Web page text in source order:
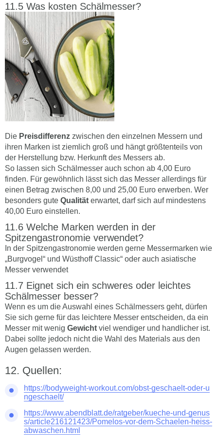
Was kosten Schälmesser?
Die Preisdifferenz zwischen den einzelnen Messern und
ihren Marken ist ziemlich groß und hängt größtenteils von
der Herstellung bzw. Herkunft des Messers ab.
So lassen sich Schälmesser auch schon ab 4,00 Euro
finden. Für gewöhnlich lässt sich das Messer allerdings für
einen Betrag zwischen 8,00 und 25,00 Euro erwerben. Wer
besonders gute Qualität erwartet, darf sich auf mindestens
40,00 Euro einstellen.
Welche Marken werden in der
Spitzengastronomie verwendet?
In der Spitzengastronomie werden gerne Messermarken wie
„Burgvogel“ und Wüsthoff Classic“ oder auch asiatische
Messer verwendet
Eignet sich ein schweres oder leichtes
Schälmesser besser?
Wenn es um die Auswahl eines Schälmessers geht, dürfen
Sie sich gerne für das leichtere Messer entscheiden, da ein
Messer mit wenig Gewicht viel wendiger und handlicher ist.
Dabei sollte jedoch nicht die Wahl des Materials aus den
Augen gelassen werden.
Quellen:
https://bodyweight-workout.com/obst-geschaelt-oder-u
ngeschaelt/
https://www.abendblatt.de/ratgeber/kueche-und-genus
s/article216121423/Pomelos-vor-dem-Schaelen-heiss-
abwaschen.html